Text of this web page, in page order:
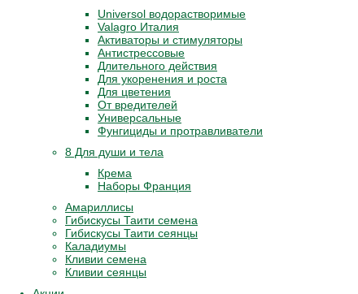
Universol водорастворимые
Valagro Италия
Активаторы и стимуляторы
Антистрессовые
Длительного действия
Для укоренения и роста
Для цветения
От вредителей
Универсальные
Фунгициды и протравливатели
8 Для души и тела
Крема
Наборы Франция
Амариллисы
Гибискусы Таити семена
Гибискусы Таити сеянцы
Каладиумы
Кливии семена
Кливии сеянцы